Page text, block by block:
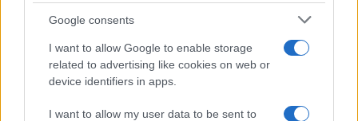
Google consents
I want to allow Google to enable storage
related to advertising like cookies on web or
device identifiers in apps.
I want to allow my user data to be sent to